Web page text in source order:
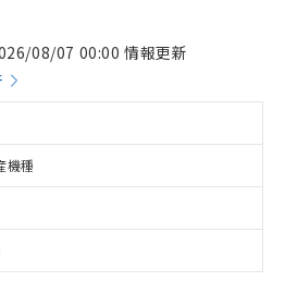
08/07 00:00 情報更新
機種